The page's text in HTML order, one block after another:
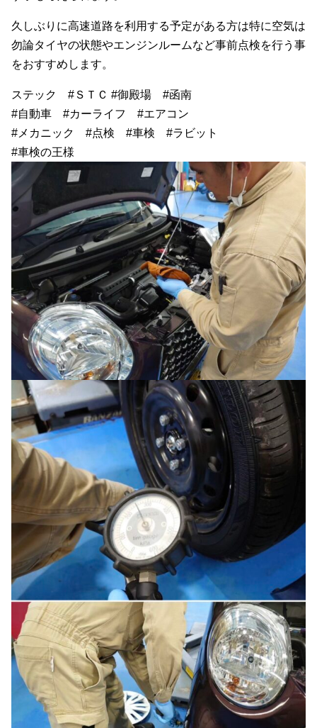
久しぶりに高速道路を利用する予定がある方は特に空気は
勿論タイヤの状態やエンジンルームなど事前点検を行う事
をおすすめします。
ステック #ＳＴＣ #御殿場 #函南
#自動車 #カーライフ #エアコン
#メカニック #点検 #車検 #ラビット
#車検の王様